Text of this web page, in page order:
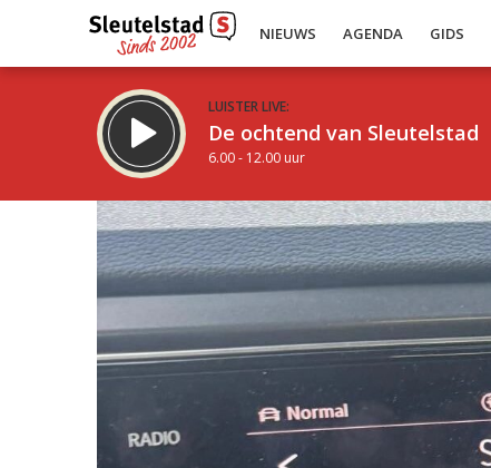
NIEUWS AGENDA GIDS
LUISTER LIVE:
De ochtend van Sleutelstad
6.00 - 12.00 uur